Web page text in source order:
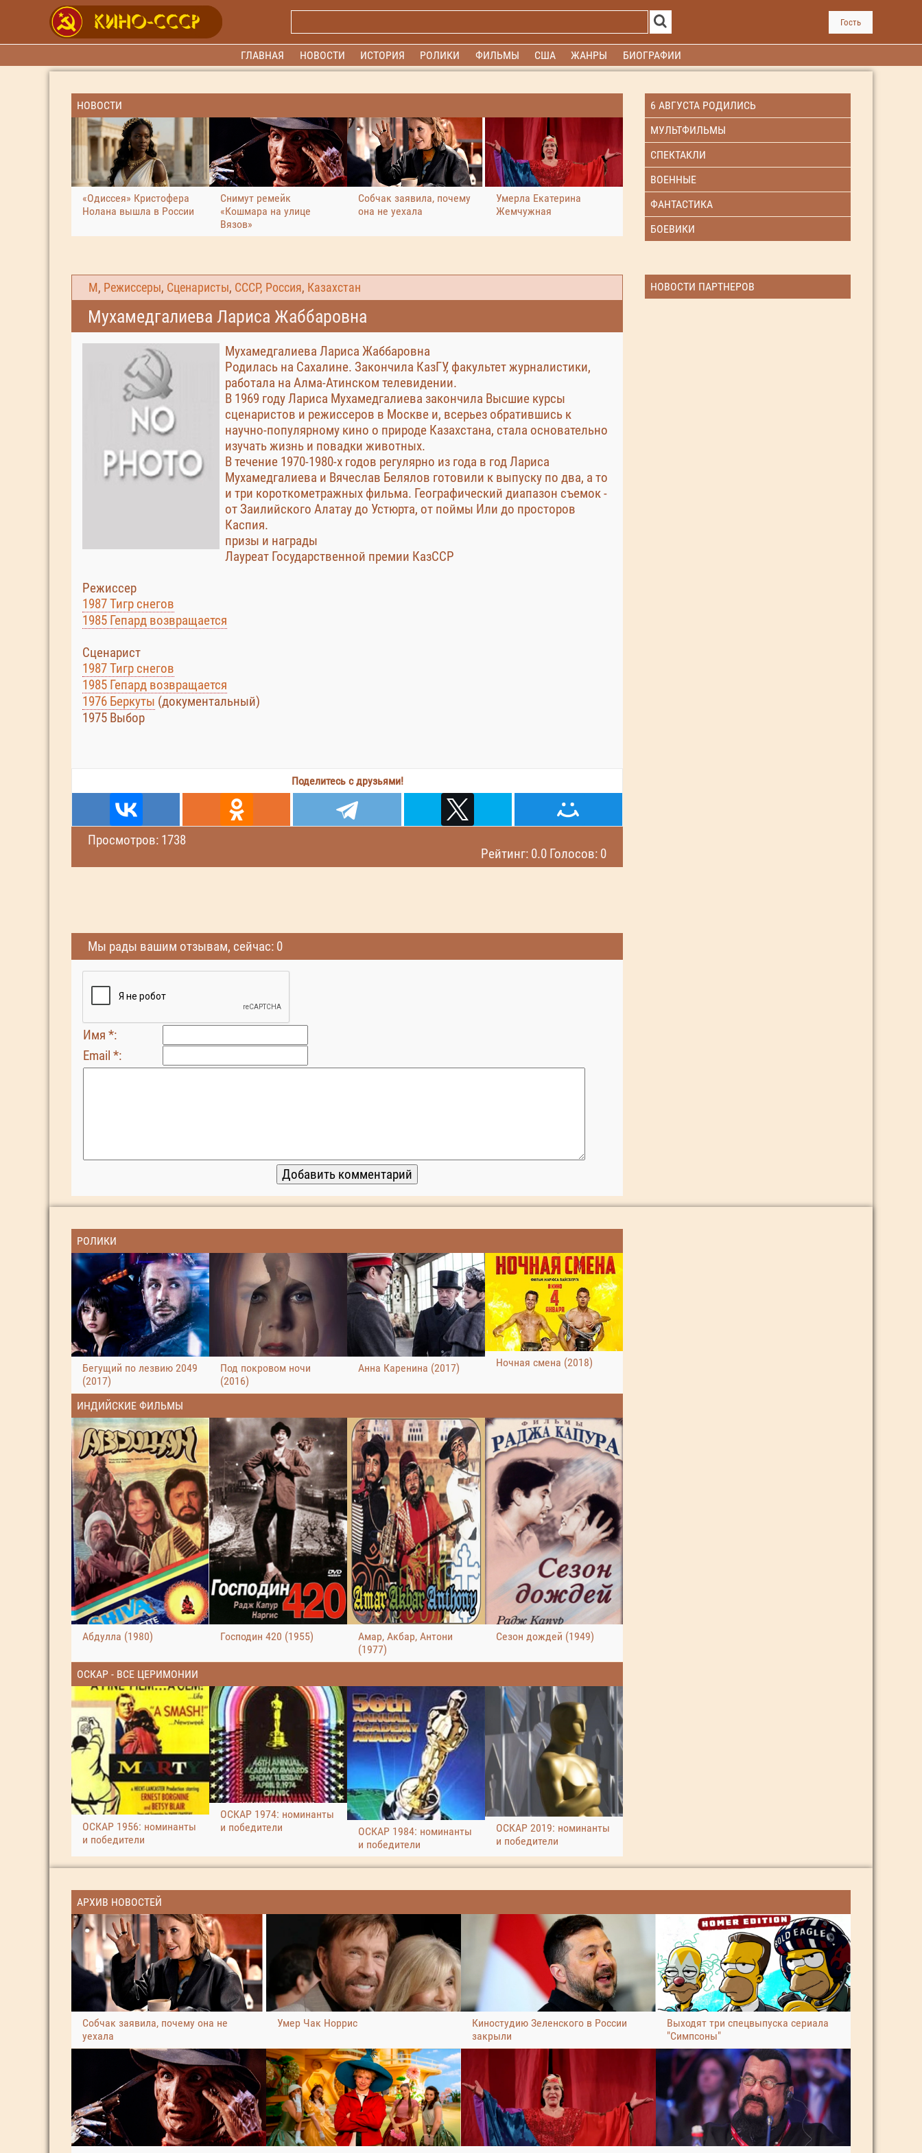
Гость
ГЛАВНАЯ НОВОСТИ ИСТОРИЯ РОЛИКИ ФИЛЬМЫ США ЖАНРЫ БИОГРАФИИ
НОВОСТИ
«Одиссея» Кристофера
Нолана вышла в России
Снимут ремейк
«Кошмара на улице
Вязов»
Собчак заявила, почему
она не уехала
Умерла Екатерина
Жемчужная
6 АВГУСТА РОДИЛИСЬ
МУЛЬТФИЛЬМЫ
СПЕКТАКЛИ
ВОЕННЫЕ
ФАНТАСТИКА
БОЕВИКИ
М , Режиссеры, Сценаристы, СССР, Россия, Казахстан
Мухамедгалиева Лариса Жаббаровна
Мухамедгалиева Лариса Жаббаровна
Родилась на Сахалине. Закончила КазГУ, факультет журналистики,
работала на Алма-Атинском телевидении.
В 1969 году Лариса Мухамедгалиева закончила Высшие курсы
сценаристов и режиссеров в Москве и, всерьез обратившись к
научно-популярному кино о природе Казахстана, стала основательно
изучать жизнь и повадки животных.
В течение 1970-1980-х годов регулярно из года в год Лариса
Мухамедгалиева и Вячеслав Белялов готовили к выпуску по два, а то
и три короткометражных фильма. Географический диапазон съемок -
от Заилийского Алатау до Устюрта, от поймы Или до просторов
Каспия.
призы и награды
Лауреат Государственной премии КазССР
Режиссер
1987 Тигр снегов
1985 Гепард возвращается
Сценарист
1987 Тигр снегов
1985 Гепард возвращается
1976 Беркуты (документальный)
1975 Выбор
Поделитесь с друзьями!
Просмотров: 1738
Рейтинг: 0.0 Голосов: 0
НОВОСТИ ПАРТНЕРОВ
Мы рады вашим отзывам, сейчас: 0
Имя *:
Email *:
РОЛИКИ
Бегущий по лезвию 2049
(2017)
Под покровом ночи
(2016)
Анна Каренина (2017) Ночная смена (2018)
ИНДИЙСКИЕ ФИЛЬМЫ
Абдулла (1980) Господин 420 (1955)
Амар, Акбар, Антони
(1977)
Сезон дождей (1949)
ОСКАР - ВСЕ ЦЕРИМОНИИ
ОСКАР 1956: номинанты
и победители
ОСКАР 1974: номинанты
и победители
ОСКАР 1984: номинанты
и победители
ОСКАР 2019: номинанты
и победители
АРХИВ НОВОСТЕЙ
Собчак заявила, почему она не
уехала
Умер Чак Норрис
Киностудию Зеленского в России
закрыли
Выходят три спецвыпуска сериала
"Симпсоны"